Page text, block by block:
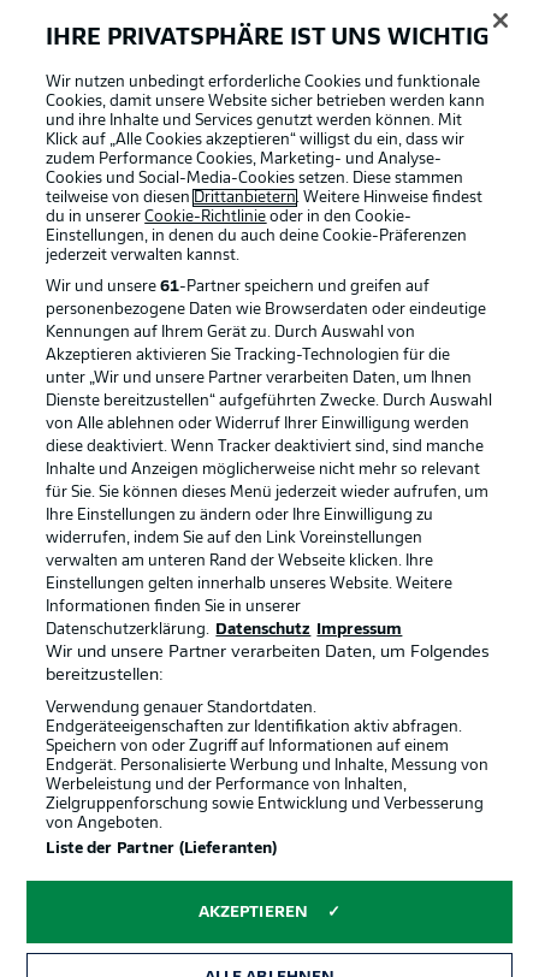
Rechtliche Hinweise Voreinstellungen verwalten
Datenschutz Nutzungsbedingungen
Kontakt Jobs
Impressum Partner
Spieler Liveticker
AGB
© 2026 Bundesliga-Gruppe GmbH
IHRE PRIVATSPHÄRE IST UNS WICHTIG
Wir nutzen unbedingt erforderliche Cookies und funktionale
Cookies, damit unsere Website sicher betrieben werden kann
und ihre Inhalte und Services genutzt werden können. Mit
Klick auf „Alle Cookies akzeptieren“ willigst du ein, dass wir
zudem Performance Cookies, Marketing- und Analyse-
Cookies und Social-Media-Cookies setzen. Diese stammen
teilweise von diesen Drittanbietern. Weitere Hinweise findest
du in unsererCookie-Richtlinie oder in den Cookie-
Einstellungen, in denen du auch deine Cookie-Präferenzen
jederzeit verwalten kannst.
Wir und unsere61-Partner speichern und greifen auf
personenbezogene Daten wie Browserdaten oder eindeutige
Kennungen auf Ihrem Gerät zu. Durch Auswahl von
Akzeptieren aktivieren Sie Tracking-Technologien für die
unter „Wir und unsere Partner verarbeiten Daten, um Ihnen
Dienste bereitzustellen“ aufgeführten Zwecke. Durch Auswahl
von Alle ablehnen oder Widerruf Ihrer Einwilligung werden
diese deaktiviert. Wenn Tracker deaktiviert sind, sind manche
Inhalte und Anzeigen möglicherweise nicht mehr so relevant
für Sie. Sie können dieses Menü jederzeit wieder aufrufen, um
Ihre Einstellungen zu ändern oder Ihre Einwilligung zu
widerrufen, indem Sie auf den Link Voreinstellungen
verwalten am unteren Rand der Webseite klicken. Ihre
Einstellungen gelten innerhalb unseres Website. Weitere
Informationen finden Sie in unserer
Datenschutzerklärung.
Datenschutz Impressum
Wir und unsere Partner verarbeiten Daten, um Folgendes
bereitzustellen:
Verwendung genauer Standortdaten.
Endgeräteeigenschaften zur Identifikation aktiv abfragen.
Speichern von oder Zugriff auf Informationen auf einem
Endgerät. Personalisierte Werbung und Inhalte, Messung von
Werbeleistung und der Performance von Inhalten,
Zielgruppenforschung sowie Entwicklung und Verbesserung
von Angeboten.
Liste der Partner (Lieferanten)
AKZEPTIEREN